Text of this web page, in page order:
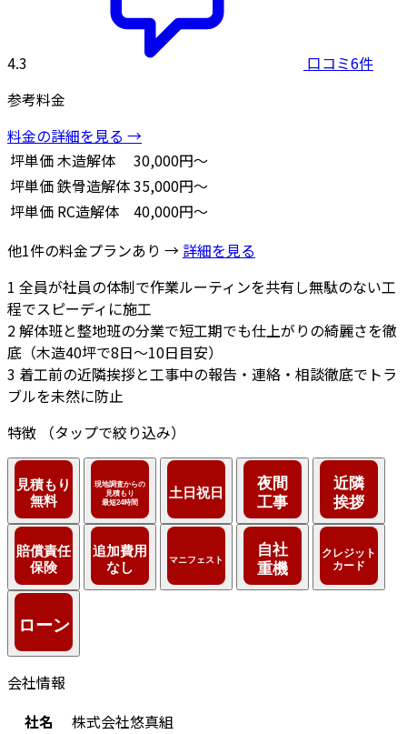
4.3
口コミ6件
参考料金
料金の詳細を見る →
坪単価木造解体
30,000円～
坪単価鉄骨造解体35,000円～
坪単価 RC造解体
40,000円～
他1件の料金プランあり → 詳細を見る
1 全員が社員の体制で作業ルーティンを共有し無駄のない工
程でスピーディに施工
2解体班と整地班の分業で短工期でも仕上がりの綺麗さを徹
底（木造40坪で8日〜10日目安）
3 着工前の近隣挨拶と工事中の報告・連絡・相談徹底でトラ
ブルを未然に防止
特徴
（タップで絞り込み）
会社情報
社名
株式会社悠真組